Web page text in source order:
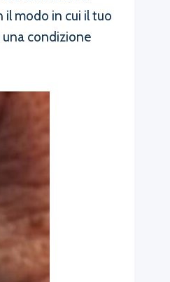
il modo in cui il tuo
una condizione